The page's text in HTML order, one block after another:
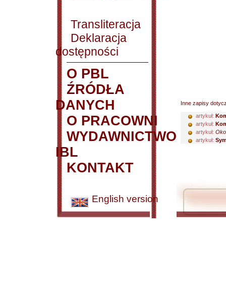
Transliteracja
Deklaracja
dostępności
O PBL
ŹRÓDŁA
DANYCH
O PRACOWNI
WYDAWNICTWO
IBL
KONTAKT
English version
Inne zapisy
artykuł:
artykuł:
artykuł:
artykuł: